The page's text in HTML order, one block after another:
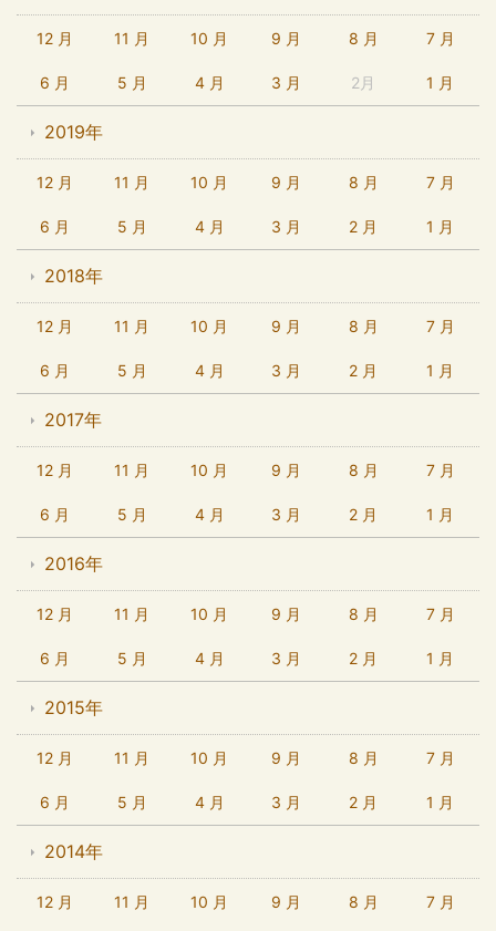
12 月 11 月 10 月 9 月 8 月 7 月
6 月 5 月 4 月 3 月 2月 1 月
2019年
12 月 11 月 10 月 9 月 8 月 7 月
6 月 5 月 4 月 3 月 2 月 1 月
2018年
12 月 11 月 10 月 9 月 8 月 7 月
6 月 5 月 4 月 3 月 2 月 1 月
2017年
12 月 11 月 10 月 9 月 8 月 7 月
6 月 5 月 4 月 3 月 2 月 1 月
2016年
12 月 11 月 10 月 9 月 8 月 7 月
6 月 5 月 4 月 3 月 2 月 1 月
2015年
12 月 11 月 10 月 9 月 8 月 7 月
6 月 5 月 4 月 3 月 2 月 1 月
2014年
12 月 11 月 10 月 9 月 8 月 7 月